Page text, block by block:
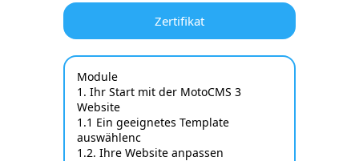
Zertifikat
Module
1. Ihr Start mit der MotoCMS 3
Website
1.1 Ein geeignetes Template
auswählenc
1.2. Ihre Website anpassen